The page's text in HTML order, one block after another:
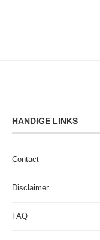
HANDIGE LINKS
Contact
Disclaimer
FAQ